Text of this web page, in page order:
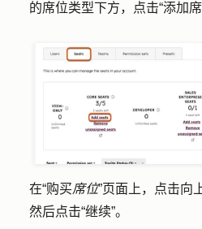
的席位类型下方，点击“添加
在“购买席位”页面上，点击向
然后点击“继续”。